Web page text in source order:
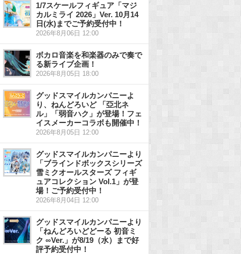
1/7スケールフィギュア「マジ
カルミライ 2026」Ver. 10月14
日(水)までご予約受付中！
2026年8月06日 12:00
ボカロ音楽を和楽器のみで奏で
る新ライブ企画！
2026年8月05日 18:00
グッドスマイルカンパニーよ
り、ねんどろいど 「亞北ネ
ル」「弱音ハク」が登場！フェ
イスメーカーコラボも開催中！
2026年8月05日 12:00
グッドスマイルカンパニーより
「ブラインドボックスシリーズ
雪ミクオールスターズ フィギ
ュアコレクション Vol.1」が登
場！ご予約受付中！
2026年8月04日 12:00
グッドスマイルカンパニーより
「ねんどろいどどーる 初音ミ
ク ∞Ver.」が8/19（水）まで好
評予約受付中！